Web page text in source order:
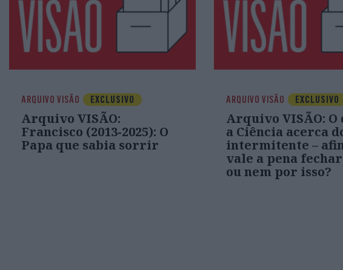
ARQUIVO VISÃO EXCLUSIVO
Arquivo VISÃO:
Francisco (2013-2025): O
Papa que sabia sorrir
ARQUIVO VISÃO EXCLUSIVO
Arquivo VISÃO: O
a Ciência acerca
intermitente –
vale a pena
ou nem por isso?